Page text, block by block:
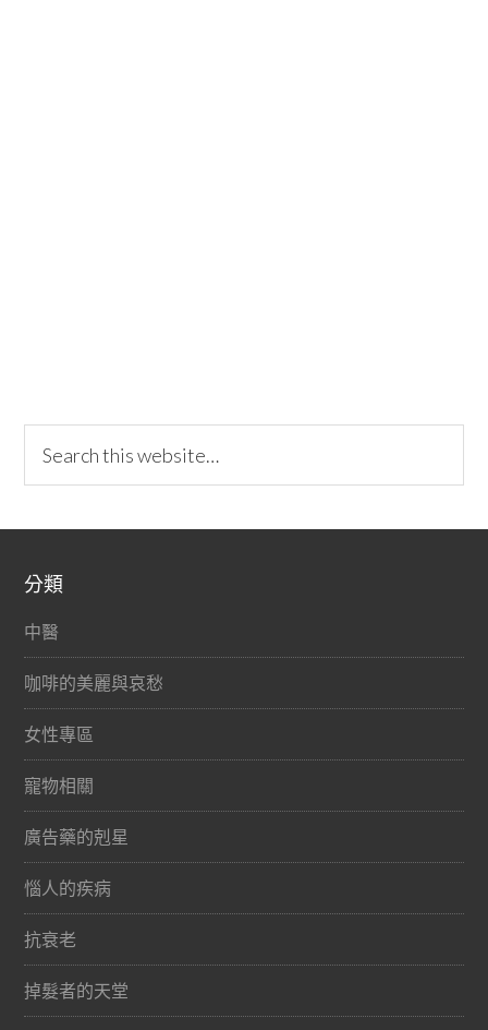
分類
中醫
咖啡的美麗與哀愁
女性專區
寵物相關
廣告藥的剋星
惱人的疾病
抗衰老
掉髮者的天堂